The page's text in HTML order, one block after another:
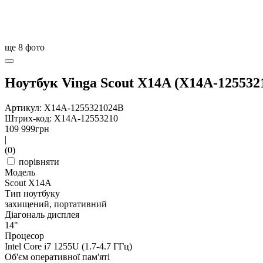
ще 8 фото
Ноутбук Vinga Scout X14A (X14A-
Артикул: X14A-1255321024B
Штрих-код: X14A-12553210
109 999грн
|
(0)
порівняти
Модель
Scout X14A
Тип ноутбуку
захищений, портативний
Діагональ дисплея
14"
Процесор
Intel Core i7 1255U (1.7-4.7 ГГц)
Об'єм оперативної пам'яті